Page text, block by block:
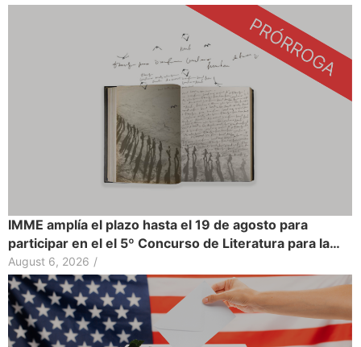
IMME amplía el plazo hasta el 19 de agosto para
participar en el el 5º Concurso de Literatura para la…
August 6, 2026 /